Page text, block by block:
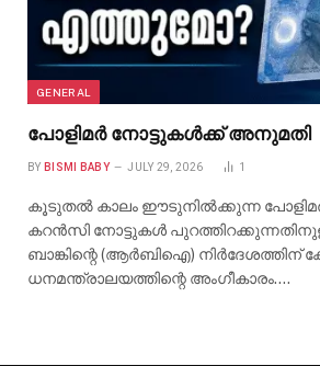
GENERAL
പോളിമർ നോട്ടുകൾക്ക് അനുമതി
BY BISMI BABY JULY 29, 2026 1
കൂടുതൽ കാലം ഈടുനിൽക്കുന്ന പോളിമർ
കറൻസി നോട്ടുകൾ
ബാങ്കിന്റെ (ആർബിഐ) നിർദേശത്തിന്
ധനമന്ത്രാലയത്തിന്റെ അംഗീകാരം.…